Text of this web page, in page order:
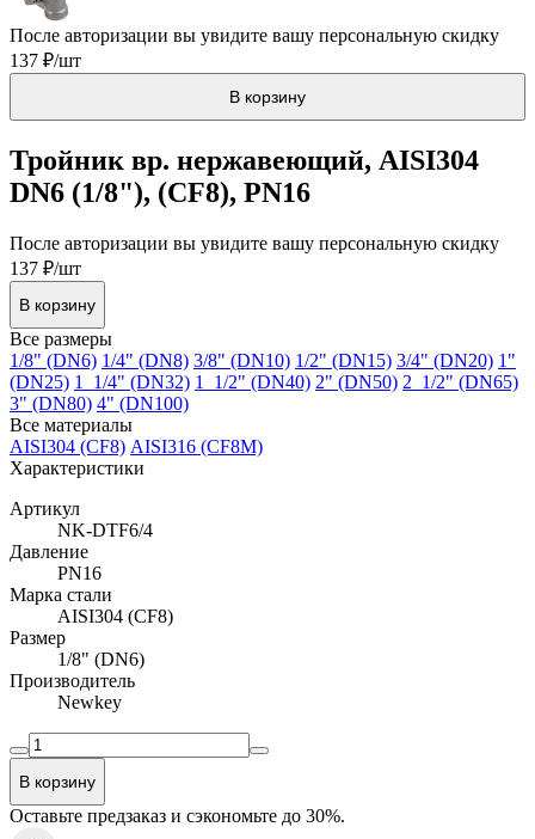
После авторизации вы увидите вашу персональную скидку
137 ₽/шт
В корзину
Тройник вр. нержавеющий, AISI304
DN6 (1/8"), (CF8), PN16
После авторизации вы увидите вашу персональную скидку
137 ₽/шт
В корзину
Все размеры
1/8" (DN6) 1/4" (DN8) 3/8" (DN10) 1/2" (DN15) 3/4" (DN20) 1"
(DN25) 1_1/4" (DN32) 1_1/2" (DN40) 2" (DN50) 2_1/2" (DN65)
3" (DN80) 4" (DN100)
Все материалы
AISI304 (CF8) AISI316 (CF8M)
Характеристики
Артикул
NK-DTF6/4
Давление
PN16
Марка стали
AISI304 (CF8)
Размер
1/8" (DN6)
Производитель
Newkey
В корзину
Оставьте предзаказ и сэкономьте до 30%.